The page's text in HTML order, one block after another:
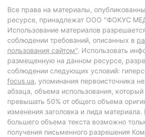
Все права на материалы,
ресурсе, принадлежат ООО "ФОКУС
Использование материалов
соблюдении требований, описанных в
пользования сайтом". Использовать
размещенную на данном ресурсе,
соблюдении следующих условий:
focus.ua, упоминания первоисточника
абзаца, объема использования,
превышать 50% от общего объема
изменения заголовка и лида
большего объема текста возможно
получения письменного разрешения